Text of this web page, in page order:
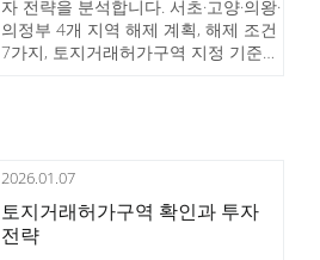
자 전략을 분석합니다. 서초·고양·의왕·
의정부 4개 지역 해제 계획, 해제 조건
7가지, 토지거래허가구역 지정 기준까
2026.01.07
토지거래허가구역 확인과 투자
전략